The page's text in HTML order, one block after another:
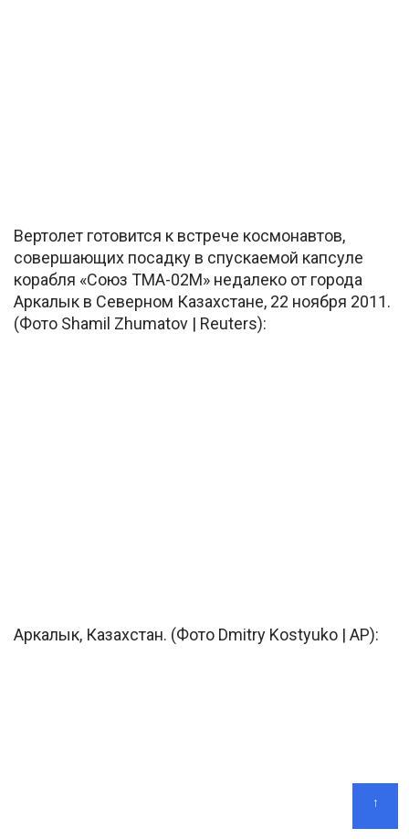
Вертолет готовится к встрече космонавтов,
совершающих посадку в спускаемой капсуле
корабля «Союз ТМА-02М» недалеко от города
Аркалык в Северном Казахстане, 22 ноября 2011.
(Фото Shamil Zhumatov | Reuters):
Аркалык, Казахстан. (Фото Dmitry Kostyuko | AP):
↑